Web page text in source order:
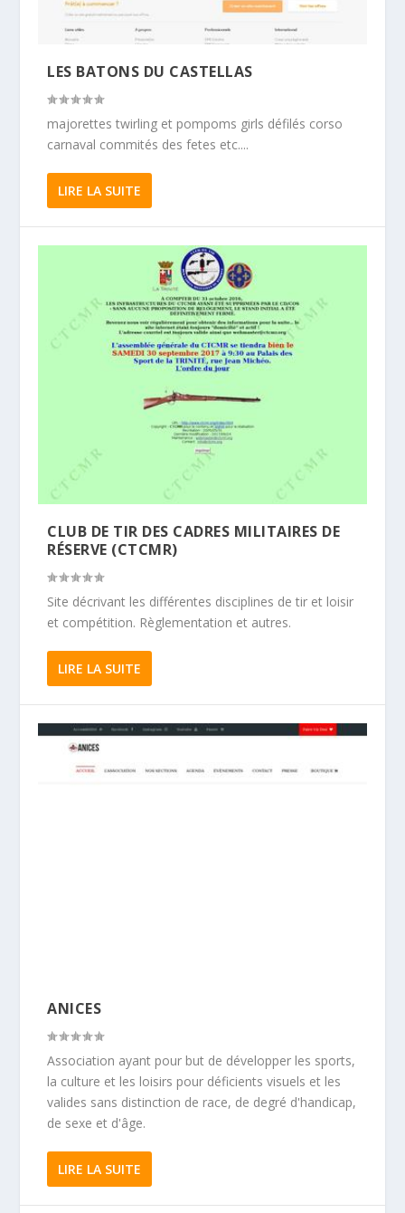
LES BATONS DU CASTELLAS
majorettes twirling et pompoms girls défilés corso
carnaval commités des fetes etc....
LIRE LA SUITE
CLUB DE TIR DES CADRES MILITAIRES DE
RÉSERVE (CTCMR)
Site décrivant les différentes disciplines de tir et loisir
et compétition. Règlementation et autres.
LIRE LA SUITE
ANICES
Association ayant pour but de développer les sports,
la culture et les loisirs pour déficients visuels et les
valides sans distinction de race, de degré d'handicap,
de sexe et d'âge.
LIRE LA SUITE